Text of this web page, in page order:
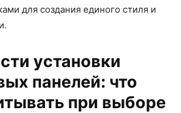
для создания единого стиля и
установки
панелей: что
при выборе